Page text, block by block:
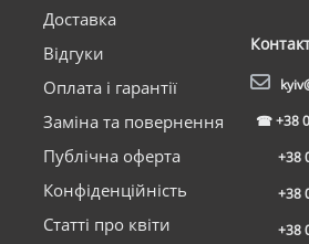
Доставка
Відгуки
Оплата і гарантії
Заміна та повернення
Публічна оферта
Конфіденційність
Статті про квіти
☎+38
+38
+38
+38